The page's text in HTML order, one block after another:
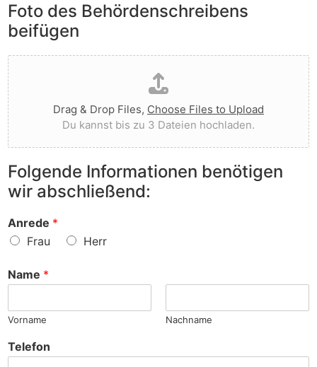
v
o
r
g
e
w
o
r
f
e
n
?
l
i
e
t
I
h
n
e
n
v
o
r
?
e
A
n
e
r
k
u
n
g
e
n
z
u
S
a
c
e
Foto des Behördenschreibens
beifügen
D
a
t
e
i
h
o
h
l
d
e
n
Drag & Drop Files, Choose Files to Upload
Du kannst bis zu 3 Dateien hochladen.
Folgende Informationen benötigen
wir abschließend:
Anrede *
Frau
Herr
Name *
Vorname Nachname
Telefon